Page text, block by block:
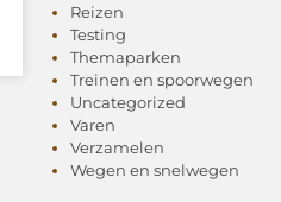
Reizen
Testing
Themaparken
Treinen en spoorwegen
Uncategorized
Varen
Verzamelen
Wegen en snelwegen